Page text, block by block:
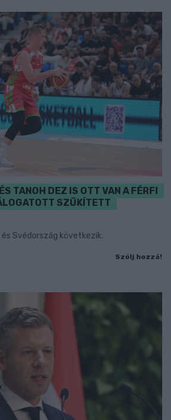
TANOH DEZ IS OTT VAN A FÉRFI
SZŰKÍTETT
Svédország következik.
Szólj hozzá!